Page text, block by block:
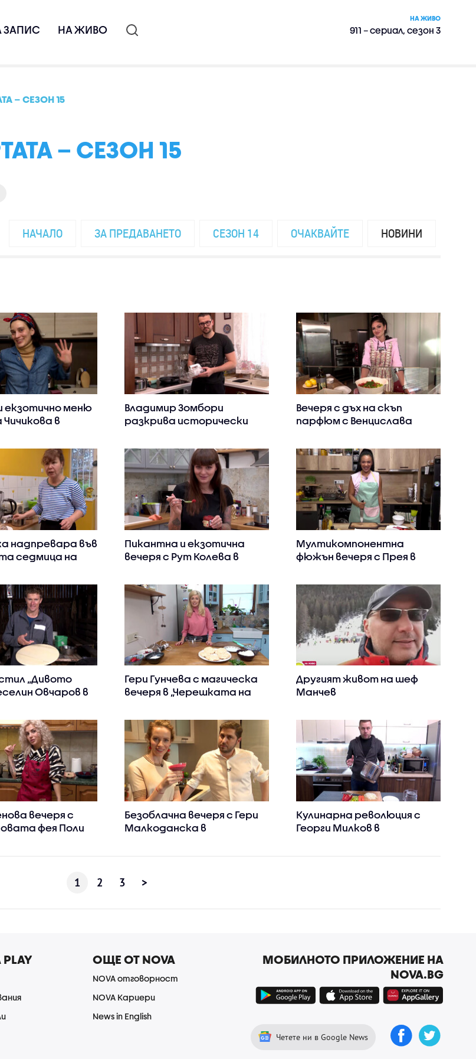
ЗАПИС НА ЖИВО
НА ЖИВО
911 – сериал, сезон 3
– СЕЗОН 15
– СЕЗОН 15
НАЧАЛО ЗА ПРЕДАВАНЕТО СЕЗОН 14 ОЧАКВАЙТЕ НОВИНИ
екзотично меню
в
Владимир Зомбори
разкрива исторически
„Черешката на тортата“
Вечеря с дъх на скъп
парфюм с Венцислава
тортата“
надпревара във
седмица на
Пикантна и екзотична
вечеря с Рут Колева в
Мултикомпонентна
фюжън вечеря с Прея в
„Дивото
Овчаров в
Гери Гунчева с магическа
вечеря в „Черешката на
Другият живот на шеф
Манчев
вечеря с
фея Поли
Безоблачна вечеря с Гери
Малкоданска в
Кулинарна революция с
Георги Милков в
1 2 3 >
PLAY ОЩЕ ОТ NOVA
NOVA отговорност
NOVA Кариери
News in English
МОБИЛНОТО ПРИЛОЖЕНИЕ НА
NOVA.BG
Четете ни в Google News